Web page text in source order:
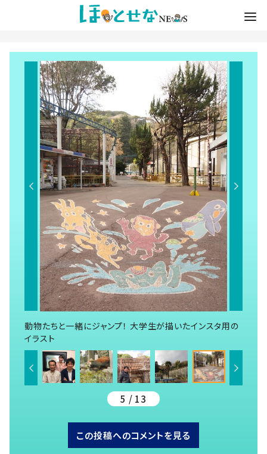
動物たちと一緒にジャンプ！ 大学生が描いたインスタ用の
イラスト
5 / 13
この投稿へのコメントを見る